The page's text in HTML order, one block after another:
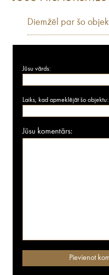
Diemžēl par šo
Jūsu vārds:
Laiks, kad apmeklējāt šo objektu:
Jūsu komentārs: